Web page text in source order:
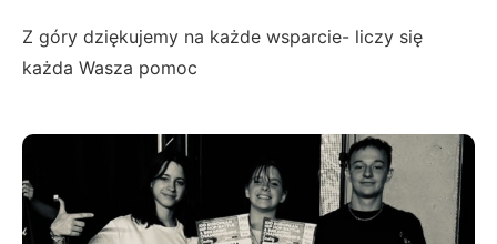
Z góry dziękujemy na każde wsparcie- liczy się
każda Wasza pomoc